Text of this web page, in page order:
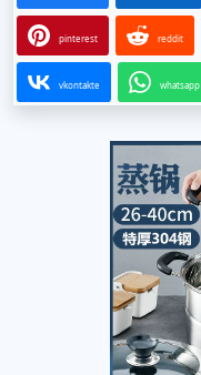
pinterest reddit
vkontakte whatsapp